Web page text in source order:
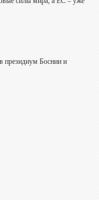
президиум Боснии и